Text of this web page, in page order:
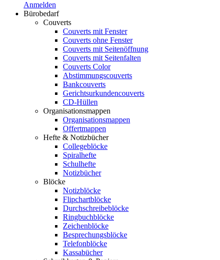
Anmelden
Bürobedarf
Couverts
Couverts mit Fenster
Couverts ohne Fenster
Couverts mit Seitenöffnung
Couverts mit Seitenfalten
Couverts Color
Abstimmungscouverts
Bankcouverts
Gerichtsurkundencouverts
CD-Hüllen
Organisationsmappen
Organisationsmappen
Offertmappen
Hefte & Notizbücher
Collegeblöcke
Spiralhefte
Schulhefte
Notizbücher
Blöcke
Notizblöcke
Flipchartblöcke
Durchschreibeblöcke
Ringbuchblöcke
Zeichenblöcke
Besprechungsblöcke
Telefonblöcke
Kassabücher